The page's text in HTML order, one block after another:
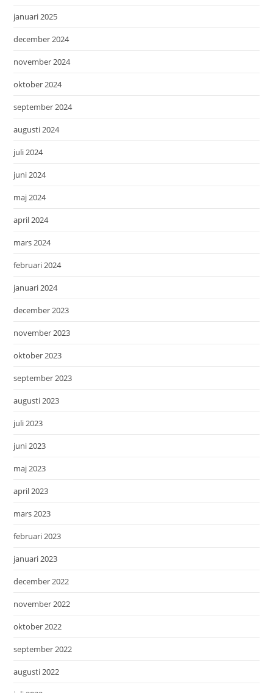
januari 2025
december 2024
november 2024
oktober 2024
september 2024
augusti 2024
juli 2024
juni 2024
maj 2024
april 2024
mars 2024
februari 2024
januari 2024
december 2023
november 2023
oktober 2023
september 2023
augusti 2023
juli 2023
juni 2023
maj 2023
april 2023
mars 2023
februari 2023
januari 2023
december 2022
november 2022
oktober 2022
september 2022
augusti 2022